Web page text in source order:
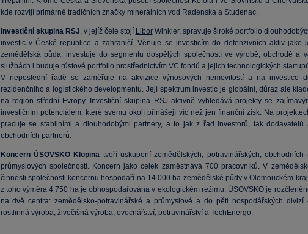
kde rozvíjí primárně tradičních značky minerálních vod Radenska a Studenac.
Investiční skupina RSJ, v jejíž čele stojí LiborWinkler, spravuje široké portfolio
investic v České republice a zahraničí. Věnuje se investicím do defenzivních aktiv jako
zemědělská půda, investuje do segmentu dospělých společností ve výrobě, obchodě a
službách i buduje růstové portfolio prostřednictvím VC fondů a jejich technologických
V neposlední řadě se zaměřuje na akvizice výnosových nemovitostí a na investice
rezidenčního a logistického developmentu. Její spektrum investic je globální, důraz ale
na region střední Evropy. Investiční skupina RSJ aktivně vyhledává projekty se
investičním potenciálem, které svému okolí přinášejí víc než jen finanční zisk. Na
pracuje se stabilními a dlouhodobými partnery, a to jak z řad investorů, tak dodavatelů
obchodních partnerů.
Koncern ÚSOVSKO Klopina tvoří uskupení zemědělských, potravinářských, obchodních
průmyslových společností. Koncern jako celek zaměstnává 700 pracovníků. V
činnosti společnosti koncernu hospodaří na 14 000 ha zemědělské půdy v Olomouckém
z toho výměra 4 750 ha je obhospodařována v ekologickém režimu. ÚSOVSKO je
na dvě centra: zemědělsko-potravinářské a průmyslové a do pěti hospodářských divizí
rostlinná výroba, živočišná výroba, ovocnářství, potravinářství a TechEnergo.